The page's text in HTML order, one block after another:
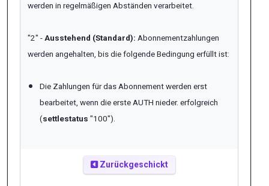
werden in regelmäßigen Abständen verarbeitet.
"2" -Ausstehend (Standard): Abonnementzahlungen
werden angehalten, bis die folgende Bedingung erfüllt ist:
Die Zahlungen für das Abonnement werden erst
bearbeitet, wenn die erste AUTH nieder. erfolgreich
(settlestatus "100").
Zurückgeschickt